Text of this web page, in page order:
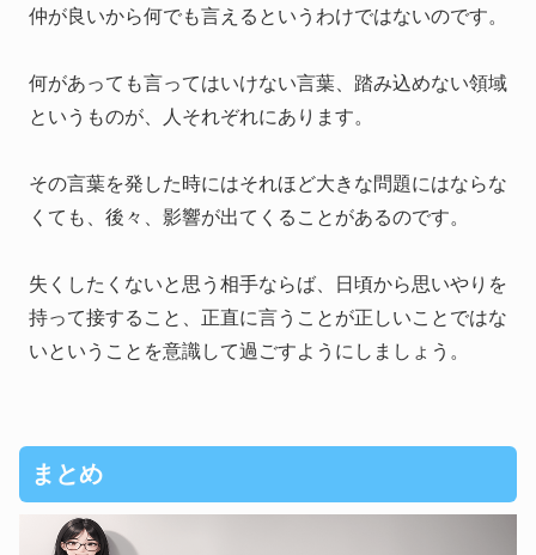
仲が良いから何でも言えるというわけではないのです。
何があっても言ってはいけない言葉、踏み込めない領域
というものが、人それぞれにあります。
その言葉を発した時にはそれほど大きな問題にはならな
くても、後々、影響が出てくることがあるのです。
失くしたくないと思う相手ならば、日頃から思いやりを
持って接すること、正直に言うことが正しいことではな
いということを意識して過ごすようにしましょう。
まとめ